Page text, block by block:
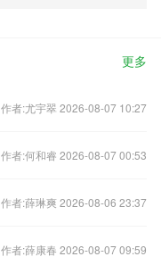
更多
作者:尤宇翠 2026-08-07 10:27
作者:何和睿 2026-08-07 00:53
作者:薛琳爽 2026-08-06 23:37
作者:薛康春 2026-08-07 09:59